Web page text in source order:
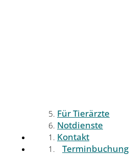
Für Tierärzte
Notdienste
Kontakt
Terminbuchung